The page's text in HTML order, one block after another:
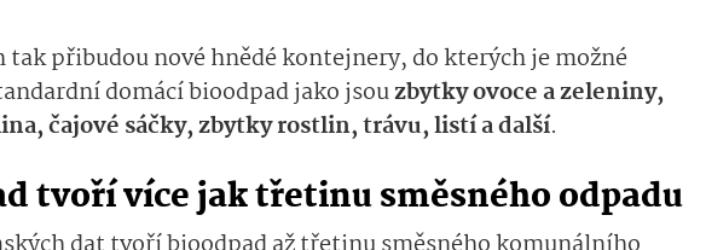
tak přibudou nové hnědé kontejnery, do kterých je možné
domácí bioodpad jako jsouzbytky ovoce a zeleniny,
čajové sáčky, zbytky rostlin, trávu, listí a další.
tvoří více jak třetinu směsného odpadu